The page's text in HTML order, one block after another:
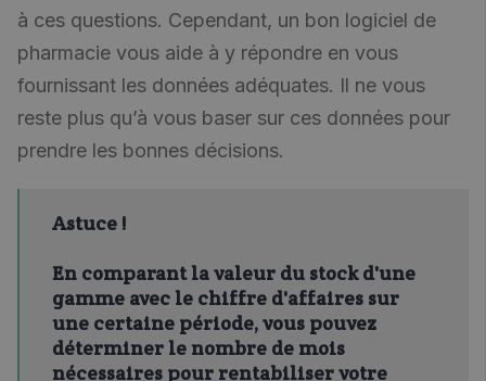
à ces questions. Cependant, un bon logiciel de
pharmacie vous aide à y répondre en vous
fournissant les données adéquates. Il ne vous
reste plus qu’à vous baser sur ces données pour
prendre les bonnes décisions.
Astuce !
En comparant la valeur du stock d'une
gamme avec le chiffre d'affaires sur
une certaine période, vous pouvez
déterminer le nombre de mois
nécessaires pour rentabiliser votre